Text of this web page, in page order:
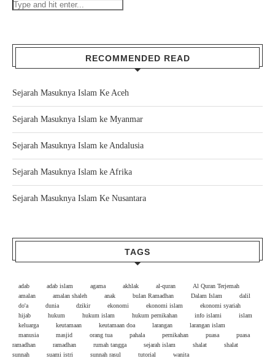
RECOMMENDED READ
Sejarah Masuknya Islam Ke Aceh
Sejarah Masuknya Islam ke Myanmar
Sejarah Masuknya Islam ke Andalusia
Sejarah Masuknya Islam ke Afrika
Sejarah Masuknya Islam Ke Nusantara
TAGS
adab adab islam agama akhlak al-quran
Al Quran Terjemah
amalan
amalan shaleh anak bulan Ramadhan Dalam Islam
dalil
do'a
dunia dzikir ekonomi ekonomi islam
ekonomi syariah
hijab
hukum hukum islam hukum pernikahan info islami
islam
keluarga
keutamaan keutamaan doa larangan
larangan islam
manusia
masjid orang tua pahala pernikahan puasa
puasa
ramadhan
ramadhan rumah tangga sejarah islam shalat
shalat
sunnah
suami istri sunnah rasul tutorial wanita